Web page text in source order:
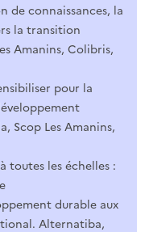
de connaissances, la
la transition
Amanins, Colibris,
pour la
Scop Les Amanins,
toutes les échelles :
durable aux
Alternatiba,